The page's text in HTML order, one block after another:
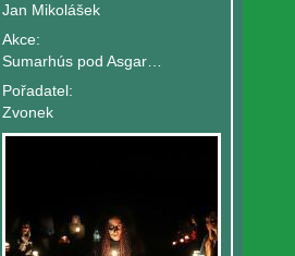
Jan Mikolášek
Akce:
Sumarhús pod Asgardem
Pořadatel:
Zvonek